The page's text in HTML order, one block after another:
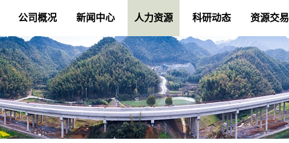
公司概况 新闻中心 人力资源 科研动态 资源交易